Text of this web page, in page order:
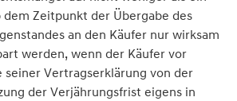
dem Zeitpunkt der Übergabe des
an den Käufer nur wirksam
werden, wenn der Käufer vor
seiner Vertragserklärung von der
der Verjährungsfrist eigens in